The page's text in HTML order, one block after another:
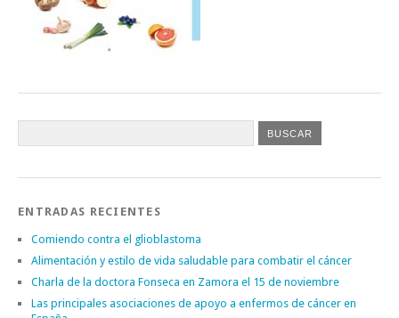
ENTRADAS RECIENTES
Comiendo contra el glioblastoma
Alimentación y estilo de vida saludable para combatir el cáncer
Charla de la doctora Fonseca en Zamora el 15 de noviembre
Las principales asociaciones de apoyo a enfermos de cáncer en